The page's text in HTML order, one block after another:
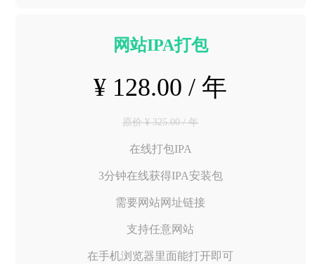
网站IPA打包
¥ 128.00 / 年
原价 ¥ 325.00 / 年
在线打包IPA
3分钟在线获得IPA安装包
需要网站网址链接
支持任意网站
在手机浏览器里面能打开即可